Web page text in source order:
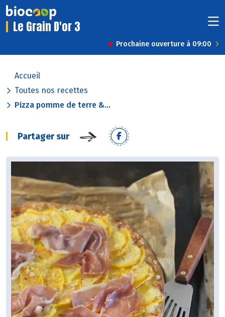
Le Grain D'or 3
Prochaine ouverture à 09:00
Accueil
Toutes nos recettes
Pizza pomme de terre &...
Partager sur